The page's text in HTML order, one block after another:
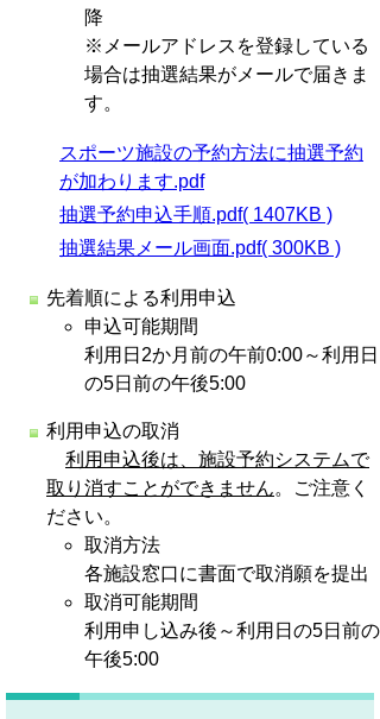
降
※メールアドレスを登録している
場合は抽選結果がメールで届きま
す。
スポーツ施設の予約方法に抽選予約
が加わります.pdf
抽選予約申込手順.pdf( 1407KB )
抽選結果メール画面.pdf( 300KB )
先着順による利用申込
申込可能期間
利用日2か月前の午前0:00～利用日
の5日前の午後5:00
利用申込の取消
利用申込後は、施設予約システムで
取り消すことができません。ご注意く
ださい。
取消方法
各施設窓口に書面で取消願を提出
取消可能期間
利用申し込み後～利用日の5日前の
午後5:00